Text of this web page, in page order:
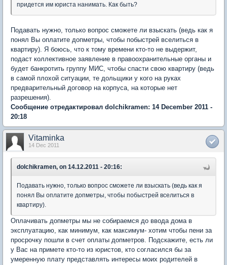
придется им юриста нанимать. Как быть?
Подавать нужно, только вопрос сможете ли взыскать (ведь как я
понял Вы оплатите допметры, чтобы побыстрей вселиться в
квартиру). Я боюсь, что к тому времени кто-то не выдержит,
подаст коллективное заявление в правоохранительные органы и
будет банкротить группу МИС, чтобы спасти свою квартиру (ведь
в самой плохой ситуации, те дольщики у кого на руках
предварительный договор на корпуса, на которые нет
разрешения).
Сообщение отредактировал dolchikramen: 14 December 2011 -
20:18
Vitaminka
14 Dec 2011
dolchikramen, on 14.12.2011 - 20:16:
Подавать нужно, только вопрос сможете ли взыскать (ведь как я
понял Вы оплатите допметры, чтобы побыстрей вселиться в
квартиру).
Оплачивать допметры мы не собираемся до ввода дома в
эксплуатацию, как минимум, как максимум- хотим чтобы пени за
просрочку пошли в счет оплаты допметров. Подскажите, есть ли
у Вас на примете кто-то из юристов, кто согласился бы за
умеренную плату представлять интересы моих родителей в